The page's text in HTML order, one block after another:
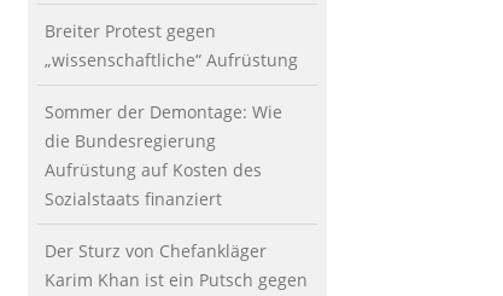
Breiter Protest gegen
„wissenschaftliche“ Aufrüstung
Sommer der Demontage: Wie
die Bundesregierung
Aufrüstung auf Kosten des
Sozialstaats finanziert
Der Sturz von Chefankläger
Karim Khan ist ein Putsch gegen